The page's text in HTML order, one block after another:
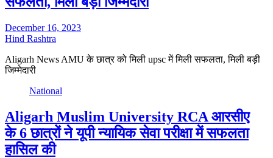
December 16, 2023
Hind Rashtra
Aligarh News AMU के छात्र को मिली upsc में मिली सफलता, मिली बड़ी
जिम्मेदारी
National
Aligarh Muslim University RCA आरसीए
के 6 छात्रों ने यूपी न्यायिक सेवा परीक्षा में सफलता
हासिल की